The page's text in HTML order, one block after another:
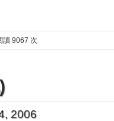
讀 9067 次
2006